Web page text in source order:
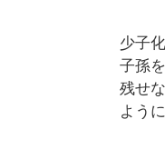
少子
子孫
残せ
よう